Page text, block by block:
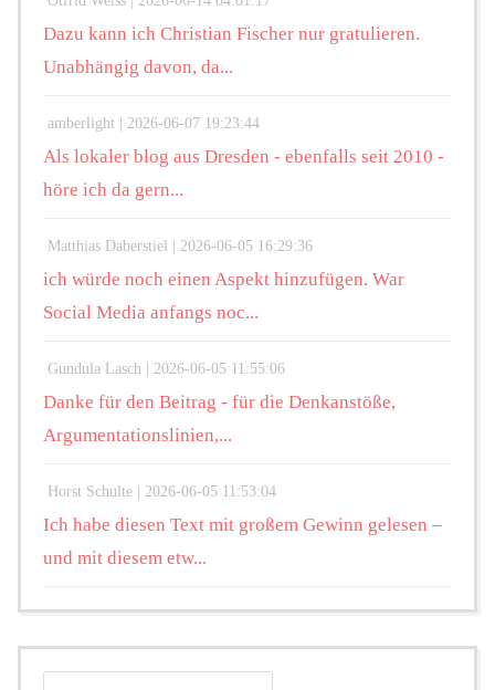
Dazu kann ich Christian Fischer nur gratulieren.
Unabhängig davon, da...
amberlight | 2026-06-07 19:23:44
Als lokaler blog aus Dresden - ebenfalls seit 2010 -
höre ich da gern...
Matthias Daberstiel | 2026-06-05 16:29:36
ich würde noch einen Aspekt hinzufügen. War
Social Media anfangs noc...
Gundula Lasch | 2026-06-05 11:55:06
Danke für den Beitrag - für die Denkanstöße,
Argumentationslinien,...
Horst Schulte | 2026-06-05 11:53:04
Ich habe diesen Text mit großem Gewinn gelesen –
und mit diesem etw...